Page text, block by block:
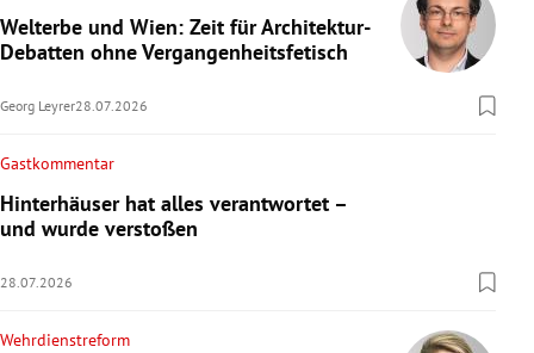
Welterbe und Wien: Zeit für Architektur-
Debatten ohne Vergangenheitsfetisch
Georg Leyrer28.07.2026
Gastkommentar
Hinterhäuser hat alles verantwortet –
und wurde verstoßen
28.07.2026
Wehrdienstreform